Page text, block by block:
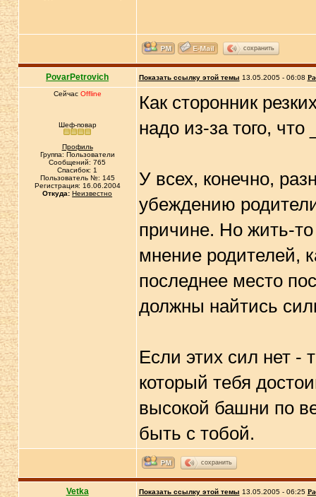
сохранить
PovarPetrovich Показать ссылку этой темы 13.05.2005 - 06:08
Сейчас Offline
Шеф-повар
Профиль
Группа: Пользователи
Сообщений: 765
Спасибок: 1
Пользователь №: 145
Регистрация: 16.06.2004
Откуда: Неизвестно
Как сторонник
надо из-за того,
У всех, конечно,
убеждению
причине. Но жить-
мнение родителей,
последнее место
должны найтись
Если этих сил нет -
который тебя
высокой башни по
быть с тобой.
сохранить
Vetka Показать ссылку этой темы 13.05.2005 - 06:25